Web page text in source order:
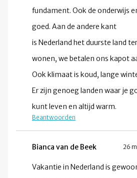
fundament. Ook de onderwijs
goed. Aan de andere kant
is Nederland het duurste land
wonen, we betalen ons kapot
Ook klimaat is koud, lange
Er zijn genoeg landen waar je
kunt leven en altijd warm.
Beantwoorden
Bianca van de Beek 26
Vakantie in Nederland is